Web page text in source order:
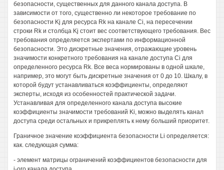
безопасности, существенных для данного канала доступа. В
зависимости от того, существенно ли некоторое требование по
безопасности Kj для ресурса Rk на канале Ci, на пересечении
строки Rk и столбца Kj стоит вес соответствующего требования. Вес
требования определяется экспертами по информационной
безопасности. Это дискретные значения, отражающие уровень
значимости конкретного требования на канале доступа Ci для
определенного ресурса Rk. Все веса нормированы в одной шкале,
например, это могут быть дискретные значения от 0 до 10. Шкалу, в
которой будут устанавливаться коэффициенты, определяют
эксперты, исходя из особенностей практической задачи.
Устанавливая для определенного канала доступа высокие
коэффициенты значимости требований Ki, можно выделять канал
доступа среди остальных и прикреплять к нему больший приоритет.
Граничное значение коэффициента безопасности Li определяется:
как. следующая сумма:
- элемент матрицы ограничений коэффициентов безопасности для